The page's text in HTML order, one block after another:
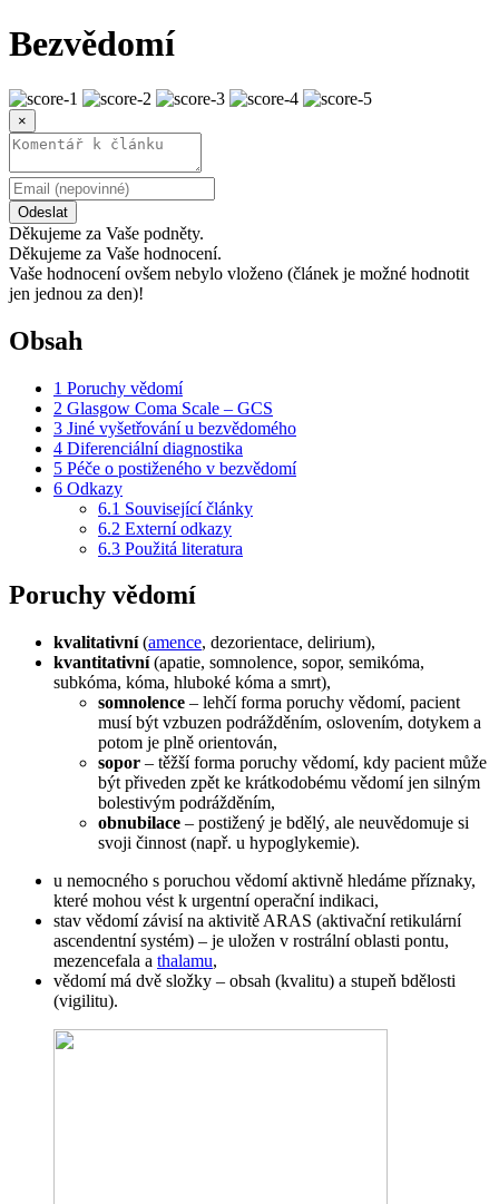
Bezvědomí
×
Odeslat
Děkujeme za Vaše podněty.
Děkujeme za Vaše hodnocení.
Vaše hodnocení ovšem nebylo vloženo (článek je možné hodnotit
jen jednou za den)!
Obsah
1 Poruchy vědomí
2 Glasgow Coma Scale – GCS
3 Jiné vyšetřování u bezvědomého
4 Diferenciální diagnostika
5 Péče o postiženého v bezvědomí
6 Odkazy
6.1 Související články
6.2 Externí odkazy
6.3 Použitá literatura
Poruchy vědomí
kvalitativní(amence, dezorientace, delirium),
kvantitativní(apatie, somnolence, sopor, semikóma,
subkóma, kóma, hluboké kóma a smrt),
somnolence – lehčí forma poruchy vědomí, pacient
musí být vzbuzen podrážděním, oslovením, dotykem a
potom je plně orientován,
sopor – těžší forma poruchy vědomí, kdy pacient může
být přiveden zpět ke krátkodobému vědomí jen silným
bolestivým podrážděním,
obnubilace – postižený je bdělý, ale neuvědomuje si
svoji činnost (např. u hypoglykemie).
u nemocného s poruchou vědomí aktivně hledáme příznaky,
které mohou vést k urgentní operační indikaci,
stav vědomí závisí na aktivitě ARAS (aktivační retikulární
ascendentní systém) – je uložen v rostrální oblasti pontu,
mezencefala a thalamu,
vědomí má dvě složky – obsah (kvalitu) a stupeň bdělosti
(vigilitu).